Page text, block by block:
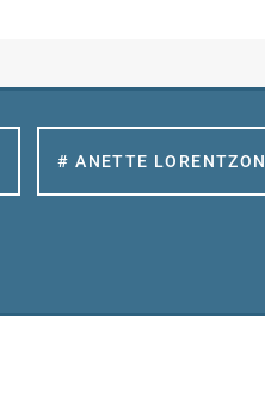
# ANETTE LORENTZON